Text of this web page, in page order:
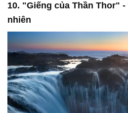
10. "Giếng của Thần Thor"
nhiên